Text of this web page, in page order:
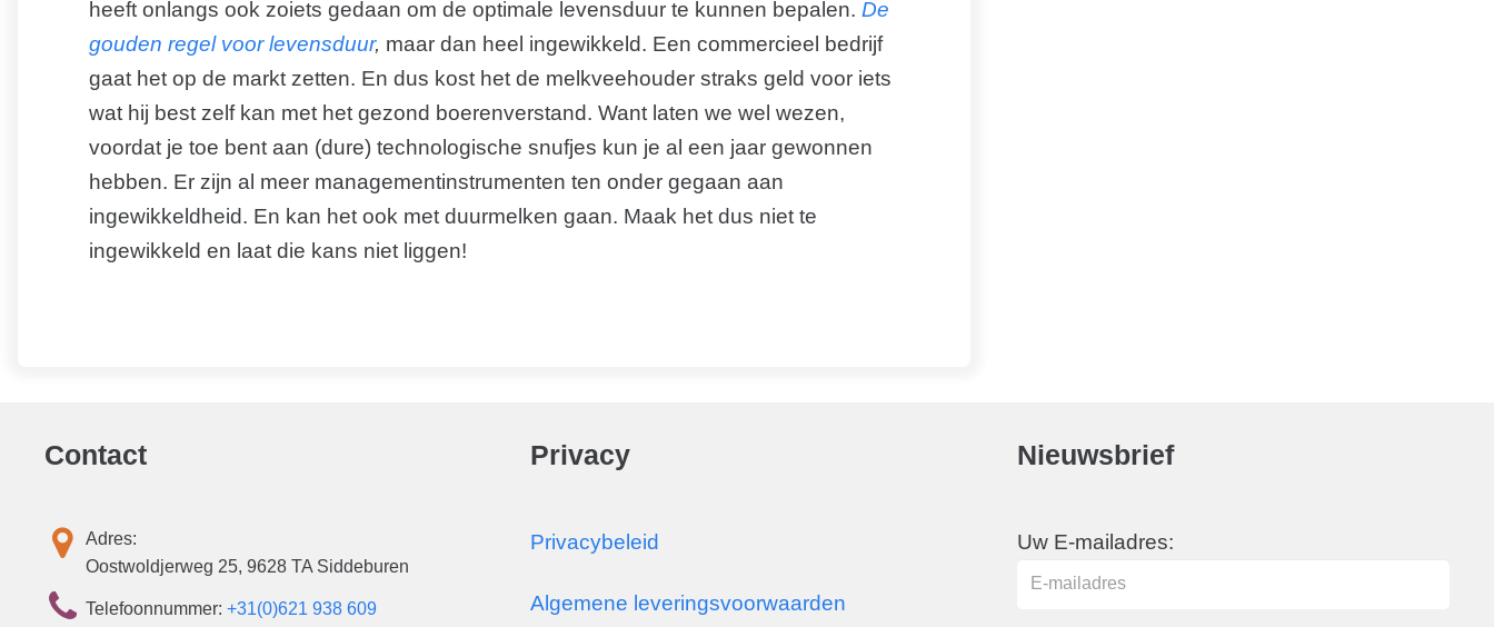
heeft onlangs ook zoiets gedaan om de optimale levensduur te kunnen bepalen. De
gouden regel voor levensduur, maar dan heel ingewikkeld. Een commercieel bedrijf
gaat het op de markt zetten. En dus kost het de melkveehouder straks geld voor iets
wat hij best zelf kan met het gezond boerenverstand. Want laten we wel wezen,
voordat je toe bent aan (dure) technologische snufjes kun je al een jaar gewonnen
hebben. Er zijn al meer managementinstrumenten ten onder gegaan aan
ingewikkeldheid. En kan het ook met duurmelken gaan. Maak het dus niet te
ingewikkeld en laat die kans niet liggen!
Contact
Adres:
Oostwoldjerweg 25, 9628 TA Siddeburen
Telefoonnummer: +31(0)621 938 609
Privacy
Privacybeleid
Algemene leveringsvoorwaarden
Nieuwsbrief
Uw E-mailadres: